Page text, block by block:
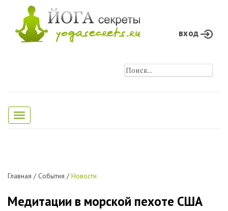
вход
Toggle
navigation
Главная /События /Новости
Медитации в морской пехоте США